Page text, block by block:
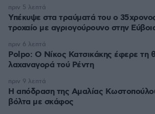
Υπέκυψε στα τραύματά του ο
τροχαίο με αγριογούρουνο στην
πριν 5 λεπτά
Polpo: O Νίκος Κατσικάκης έφερε τη
λαχαναγορά τού Ρέντη
πριν 6 λεπτά
Η απόδραση της Αμαλίας
βόλτα με σκάφος
πριν 9 λεπτά